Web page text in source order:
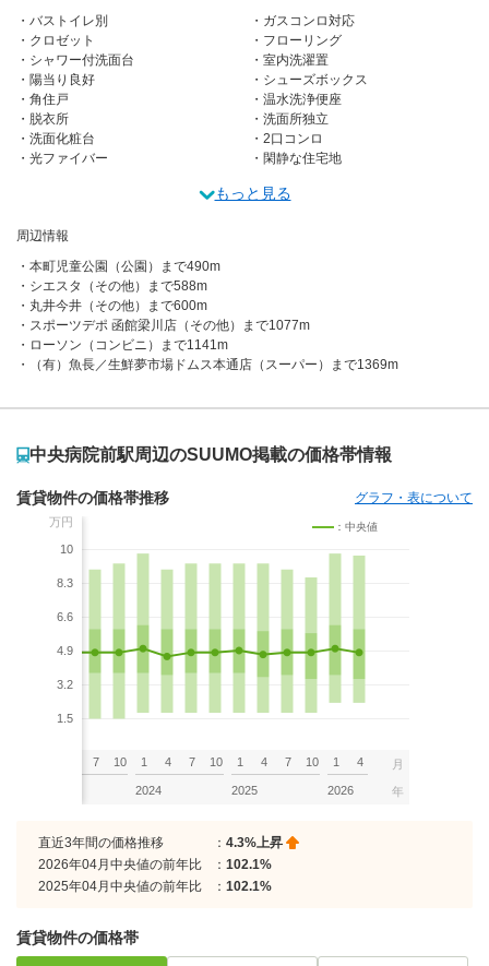
バストイレ別
ガスコンロ対応
クロゼット
フローリング
シャワー付洗面台
室内洗濯置
陽当り良好
シューズボックス
角住戸
温水洗浄便座
脱衣所
洗面所独立
洗面化粧台
2口コンロ
光ファイバー
閑静な住宅地
もっと見る
周辺情報
本町児童公園（公園）まで490m
シエスタ（その他）まで588m
丸井今井（その他）まで600m
スポーツデポ 函館梁川店（その他）まで1077m
ローソン（コンビニ）まで1141m
（有）魚長／生鮮夢市場ドムス本通店（スーパー）まで1369m
中央病院前駅周辺のSUUMO掲載の価格帯情報
賃貸物件の価格帯推移 グラフ・表について
万円
10
8.3
6.6
4.9
3.2
1.5
：中央値
7 10 1 4 7 10
2024
1 4 7 10
2025
1 4
2026
月
年
直近3年間の価格推移 ： 4.3%上昇
2026年04月中央値の前年比
： 102.1%
2025年04月中央値の前年比
： 102.1%
賃貸物件の価格帯